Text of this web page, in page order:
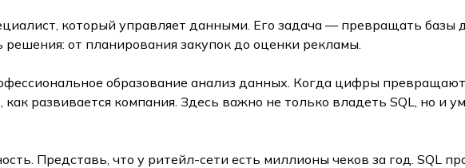
который управляет данными. Его задача — превращать базы
от планирования закупок до оценки рекламы.
образование анализ данных. Когда цифры
развивается компания. Здесь важно не только владеть SQL, но и
Представь, что у ритейл-сети есть миллионы чеков за год. SQL